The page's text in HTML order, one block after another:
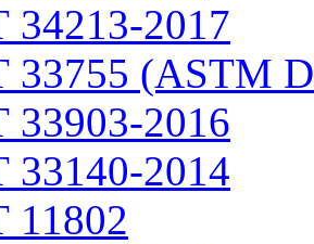
2017
(ASTM
2016
2014